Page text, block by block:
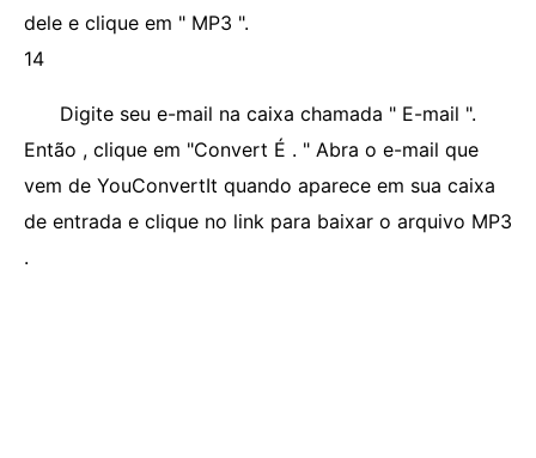
dele e clique em " MP3 ".
14
Digite seu e-mail na caixa chamada " E-mail ".
Então , clique em "Convert É . " Abra o e-mail que
vem de YouConvertIt quando aparece em sua caixa
de entrada e clique no link para baixar o arquivo MP3
.